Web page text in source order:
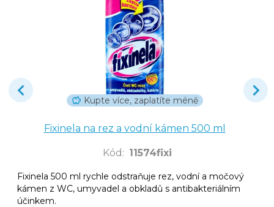
Kupte více, zaplatíte méně
Fixinela na rez a vodní kámen 500 ml
Kód : 11574fixi
Fixinela 500 ml rychle odstraňuje rez, vodní a močový
kámen z WC, umyvadel a obkladů s antibakteriálním
účinkem.